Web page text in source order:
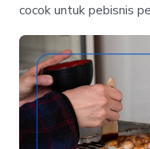
cocok untuk pebisnis